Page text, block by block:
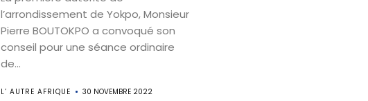
l’arrondissement de Yokpo, Monsieur
Pierre BOUTOKPO a convoqué son
conseil pour une séance ordinaire
de...
L’ AUTRE AFRIQUE 30 NOVEMBRE 2022